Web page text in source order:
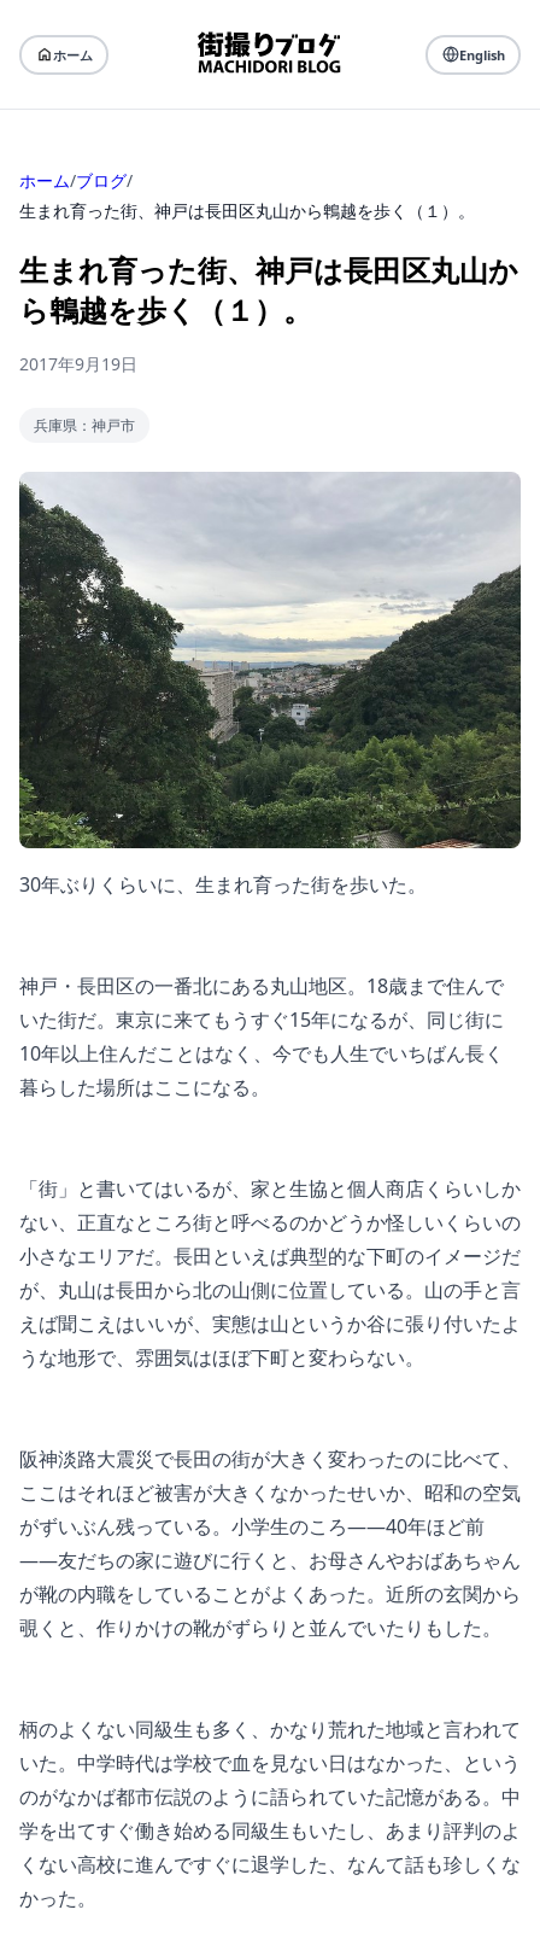
ホーム English
ホーム/ブログ/
生まれ育った街、神戸は長田区丸山から鵯越を歩く（１）。
生まれ育った街、神戸は長田区丸山か
ら鵯越を歩く（１）。
2017年9月19日
兵庫県：神戸市
30年ぶりくらいに、生まれ育った街を歩いた。
神戸・長田区の一番北にある丸山地区。18歳まで住んで
いた街だ。東京に来てもうすぐ15年になるが、同じ街に
10年以上住んだことはなく、今でも人生でいちばん長く
暮らした場所はここになる。
「街」と書いてはいるが、家と生協と個人商店くらいしか
ない、正直なところ街と呼べるのかどうか怪しいくらいの
小さなエリアだ。長田といえば典型的な下町のイメージだ
が、丸山は長田から北の山側に位置している。山の手と言
えば聞こえはいいが、実態は山というか谷に張り付いたよ
うな地形で、雰囲気はほぼ下町と変わらない。
阪神淡路大震災で長田の街が大きく変わったのに比べて、
ここはそれほど被害が大きくなかったせいか、昭和の空気
がずいぶん残っている。小学生のころ——40年ほど前
——友だちの家に遊びに行くと、お母さんやおばあちゃん
が靴の内職をしていることがよくあった。近所の玄関から
覗くと、作りかけの靴がずらりと並んでいたりもした。
柄のよくない同級生も多く、かなり荒れた地域と言われて
いた。中学時代は学校で血を見ない日はなかった、という
のがなかば都市伝説のように語られていた記憶がある。中
学を出てすぐ働き始める同級生もいたし、あまり評判のよ
くない高校に進んですぐに退学した、なんて話も珍しくな
かった。